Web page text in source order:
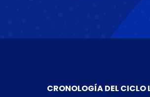
CRONOLOGÍA DEL CICLO